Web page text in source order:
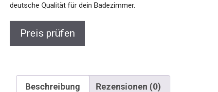
deutsche Qualität für dein Badezimmer.
Preis prüfen
Beschreibung Rezensionen (0)